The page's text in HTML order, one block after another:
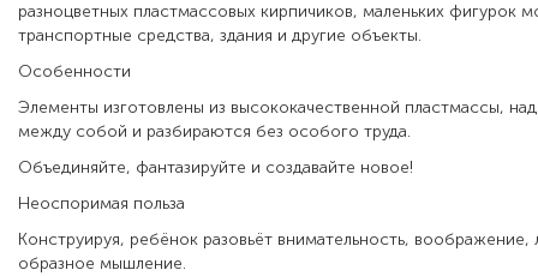
разноцветных пластмассовых кирпичиков, маленьких фигурок
транспортные средства, здания и другие объекты.
Особенности
Элементы изготовлены из высококачественной пластмассы,
между собой и разбираются без особого труда.
Объединяйте, фантазируйте и создавайте новое!
Неоспоримая польза
Конструируя, ребёнок разовьёт внимательность, воображение,
образное мышление.